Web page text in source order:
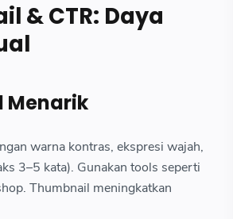
& CTR: Daya
Menarik
warna kontras, ekspresi wajah,
3–5 kata). Gunakan tools seperti
Thumbnail meningkatkan